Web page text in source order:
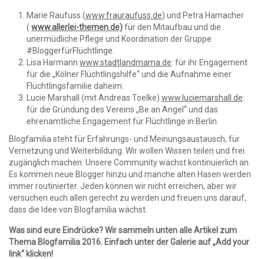
Marie Raufuss (www.frauraufuss.de) und Petra Hamacher
( www.allerlei-themen.de)für den Mitaufbau und die
unermüdliche Pflege und Koordination der Gruppe
#BloggerfürFlüchtlinge
Lisa Harmann www.stadtlandmama.de: für ihr Engagement
für die „Kölner Flüchtlingshilfe“und die Aufnahme einer
Flüchtlingsfamilie daheim.
Lucie Marshall (mit Andreas Toelke) www.luciemarshall.de:
für die Gründung des Vereins „Be an Angel“und das
ehrenamtliche Engagement für Flüchtlinge in Berlin.
Blogfamilia steht für Erfahrungs- und Meinungsaustausch, für
Vernetzung und Weiterbildung. Wir wollen Wissen teilen und frei
zugänglich machen. Unsere Community wächst kontinuierlich an.
Es kommen neue Blogger hinzu und manche alten Hasen werden
immer routinierter. Jeden können wir nicht erreichen, aber wir
versuchen euch allen gerecht zu werden und freuen uns darauf,
dass die Idee von Blogfamilia wächst.
Was sind eure Eindrücke? Wir sammeln unten alle Artikel zum
Thema Blogfamilia 2016. Einfach unter der Galerie auf „Add your
link“ klicken!